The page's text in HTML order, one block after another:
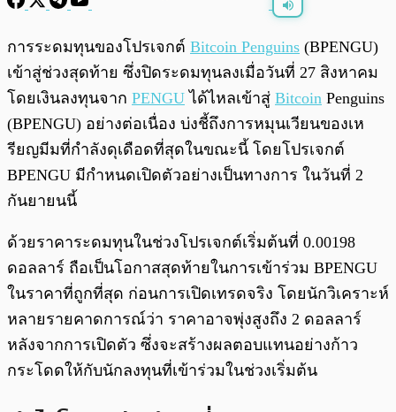
การระดมทุนของโปรเจกต์ Bitcoin Penguins (BPENGU)
เข้าสู่ช่วงสุดท้าย ซึ่งปิดระดมทุนลงเมื่อวันที่ 27 สิงหาคม
โดยเงินลงทุนจาก PENGU ได้ไหลเข้าสู่ Bitcoin Penguins
(BPENGU) อย่างต่อเนื่อง บ่งชี้ถึงการหมุนเวียนของเห
รียญมีมที่กำลังดุเดือดที่สุดในขณะนี้ โดยโปรเจกต์
BPENGU มีกำหนดเปิดตัวอย่างเป็นทางการ ในวันที่ 2
กันยายนนี้
ด้วยราคาระดมทุนในช่วงโปรเจกต์เริ่มต้นที่ 0.00198
ดอลลาร์ ถือเป็นโอกาสสุดท้ายในการเข้าร่วม BPENGU
ในราคาที่ถูกที่สุด ก่อนการเปิดเทรดจริง โดยนักวิเคราะห์
หลายรายคาดการณ์ว่า ราคาอาจพุ่งสูงถึง 2 ดอลลาร์
หลังจากการเปิดตัว ซึ่งจะสร้างผลตอบแทนอย่างก้าว
กระโดดให้กับนักลงทุนที่เข้าร่วมในช่วงเริ่มต้น